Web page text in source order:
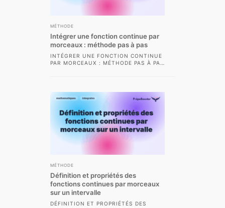
MÉTHODE
Intégrer une fonction continue par
morceaux : méthode pas à pas
INTÉGRER UNE FONCTION CONTINUE
PAR MORCEAUX : MÉTHODE PAS À PAS
MÉTHODE
Définition et propriétés des
fonctions continues par morceaux
sur un intervalle
DÉFINITION ET PROPRIÉTÉS DES